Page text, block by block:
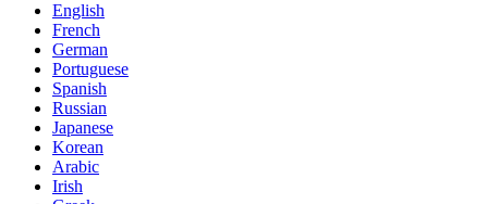
English
French
German
Portuguese
Spanish
Russian
Japanese
Korean
Arabic
Irish